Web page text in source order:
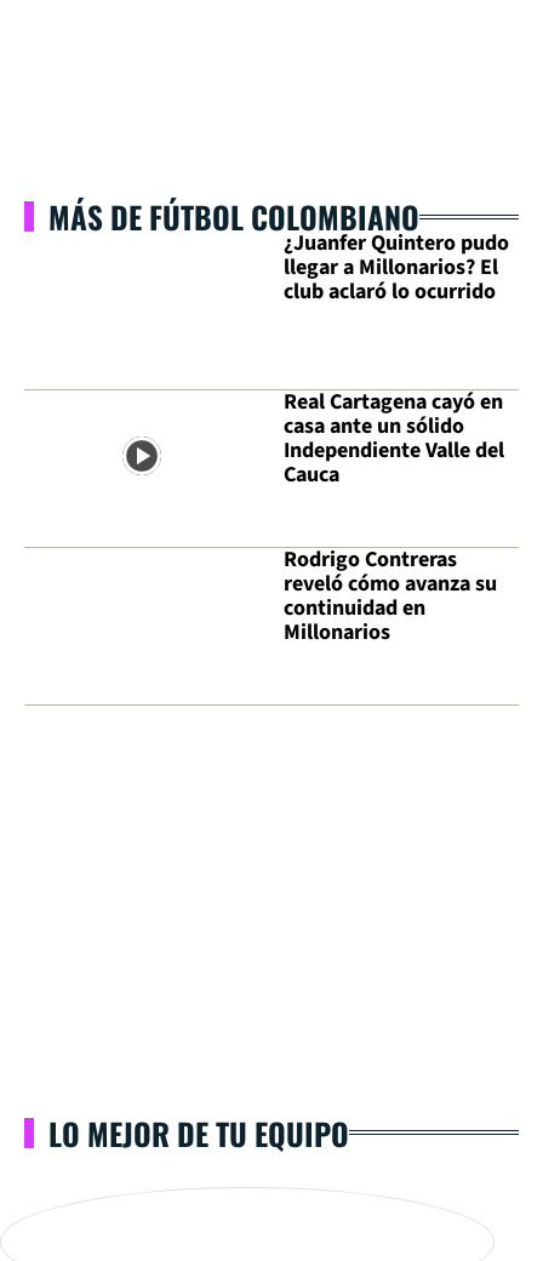
MÁS DE FÚTBOL COLOMBIANO
¿Juanfer Quintero pudo
llegar a Millonarios? El
club aclaró lo ocurrido
Real Cartagena cayó en
casa ante un sólido
Independiente Valle del
Cauca
Rodrigo Contreras
reveló cómo avanza su
continuidad en
Millonarios
LO MEJOR DE TU EQUIPO